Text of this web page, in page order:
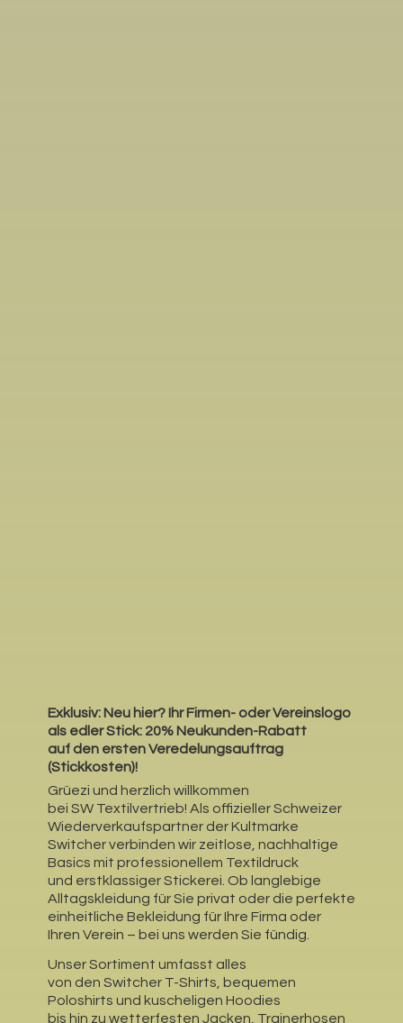
Exklusiv: Neu hier? Ihr Firmen- oder Vereinslogo
als edler Stick: 20% Neukunden-Rabatt
auf den ersten Veredelungsauftrag
(Stickkosten)!
Grüezi und herzlich willkommen
bei SW Textilvertrieb! Als offizieller Schweizer
Wiederverkaufspartner der Kultmarke
Switcher verbinden wir zeitlose, nachhaltige
Basics mit professionellem Textildruck
und erstklassiger Stickerei. Ob langlebige
Alltagskleidung für Sie privat oder die perfekte
einheitliche Bekleidung für Ihre Firma oder
Ihren Verein – bei uns werden Sie fündig.
Unser Sortiment umfasst alles
von den Switcher T-Shirts, bequemen
Poloshirts und kuscheligen Hoodies
bis hin zu wetterfesten Jacken, Trainerhosen